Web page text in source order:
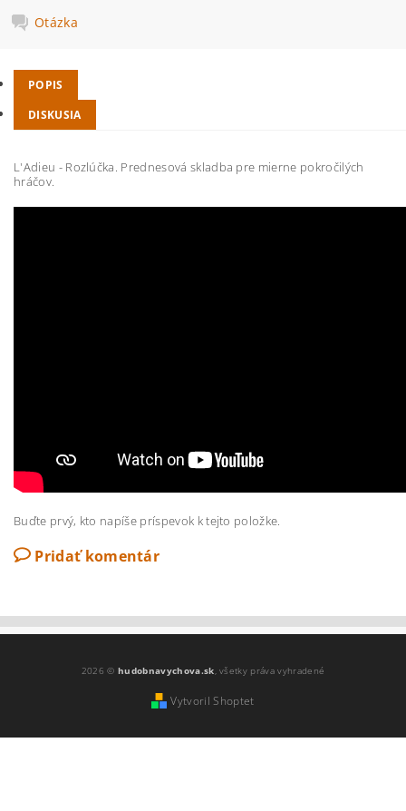
Otázka
POPIS
DISKUSIA
L'Adieu - Rozlúčka. Prednesová skladba pre mierne pokročilých
hráčov.
Buďte prvý, kto napíše príspevok k tejto položke.
Pridať komentár
2026 ©hudobnavychova.sk, všetky práva vyhradené
Vytvoril Shoptet